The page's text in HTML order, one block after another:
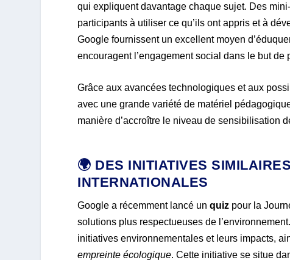
qui expliquent davantage chaque sujet. Des
participants à utiliser ce qu’ils ont appris et à
Google fournissent un excellent moyen
encouragent l’engagement social dans le but de
Grâce aux avancées technologiques et aux
avec une grande variété de matériel
manière d’accroître le niveau de sensibilisation
🌍 DES INITIATIVES
INTERNATIONALES
Google a récemment lancé unquiz pour la
solutions plus respectueuses de
initiatives environnementales et leurs impacts,
empreinte écologique. Cette initiative se situe